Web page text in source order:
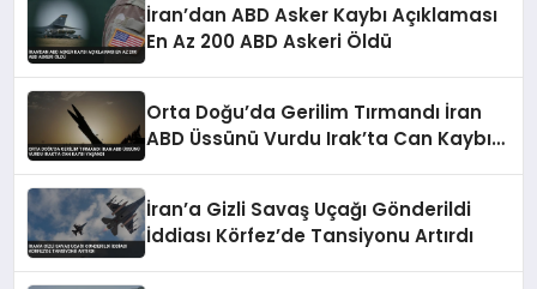
İran’dan ABD Asker Kaybı Açıklaması
En Az 200 ABD Askeri Öldü
Orta Doğu’da Gerilim Tırmandı İran
ABD Üssünü Vurdu Irak’ta Can Kaybı
İran’a Gizli Savaş Uçağı Gönderildi
İddiası Körfez’de Tansiyonu Artırdı